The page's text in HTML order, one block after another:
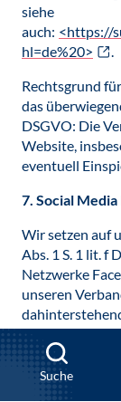
siehe
auch: <https://
hl=de%20>
.
Rechtsgrund
das
DSGVO: Die
Website,
eventuell
7. Social
Wir setzen auf
Abs. 1 S. 1 lit. f
Netzwerke
unseren
Interesse im
Verantwortung
durch deren
Einbindung
Suche